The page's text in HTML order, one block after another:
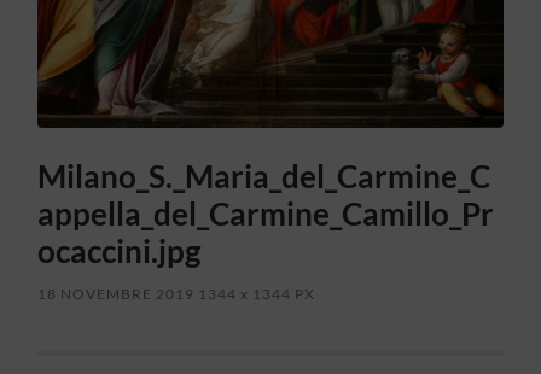
Milano_S._Maria_del_Carmine_C
appella_del_Carmine_Camillo_Pr
ocaccini.jpg
18 NOVEMBRE 2019 1344 x 1344 PX